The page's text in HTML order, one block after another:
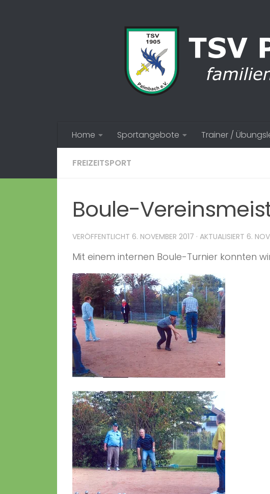
Home Sportangebote Trainer /
FREIZEITSPORT
Boule-
VERÖFFENTLICHT 6. NOVEMBER 2017 · AKTUALISIERT 6.
Mit einem internen Boule-Turnier konnten